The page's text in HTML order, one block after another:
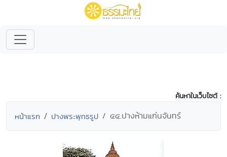
ค้นหาในเว็บไซต์ :
หน้าแรก ปางพระพุทธรูป ๔๔.ปางห้ามแก่นจันทร์